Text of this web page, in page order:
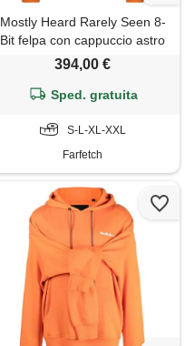
Mostly Heard Rarely Seen 8-
Bit felpa con cappuccio astro
manga - arancione
394,00 €
Sped. gratuita
S-L-XL-XXL
Farfetch